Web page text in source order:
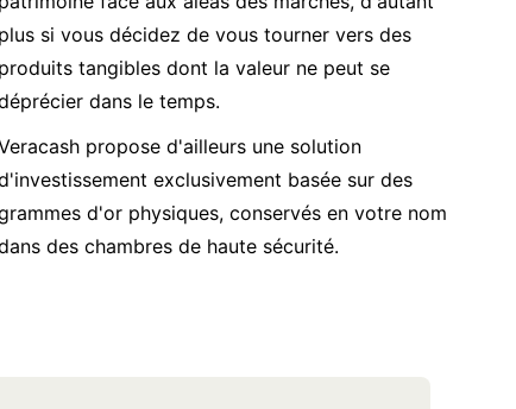
plus si vous décidez de vous tourner vers des
produits tangibles dont la valeur ne peut se
dans le temps.
propose d'ailleurs une solution
exclusivement basée sur des
d'or physiques, conservés en votre nom
des chambres de haute sécurité.